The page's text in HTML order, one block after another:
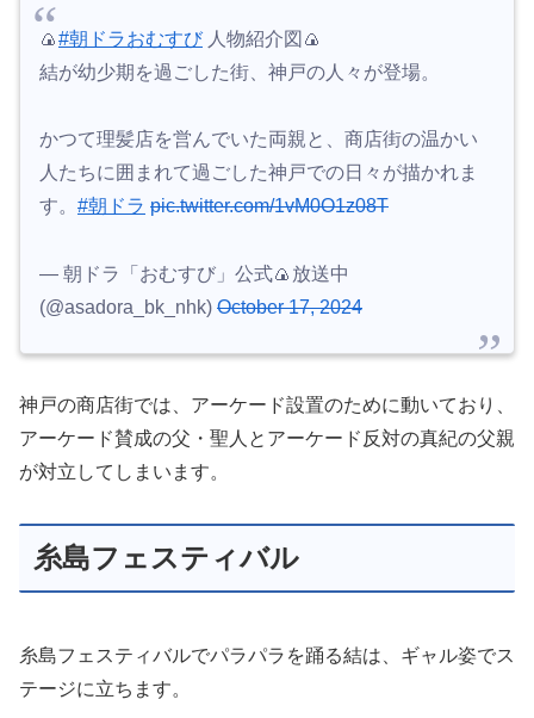
🍙#朝ドラおむすび人物紹介図🍙
結が幼少期を過ごした街、神戸の人々が登場。
かつて理髪店を営んでいた両親と、商店街の温かい
人たちに囲まれて過ごした神戸での日々が描かれま
す。 #朝ドラ pic.twitter.com/1vM0O1z08T
— 朝ドラ「おむすび」公式🍙放送中
(@asadora_bk_nhk) October 17, 2024
神戸の商店街では、アーケード設置のために動いており、
アーケード賛成の父・聖人とアーケード反対の真紀の父親
が対立してしまいます。
糸島フェスティバル
糸島フェスティバルでパラパラを踊る結は、ギャル姿でス
テージに立ちます。